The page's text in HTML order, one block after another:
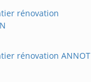
rénovation
rénovation ANNOT